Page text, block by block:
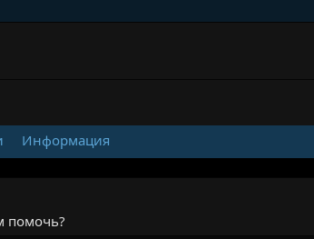
Информация
помочь?